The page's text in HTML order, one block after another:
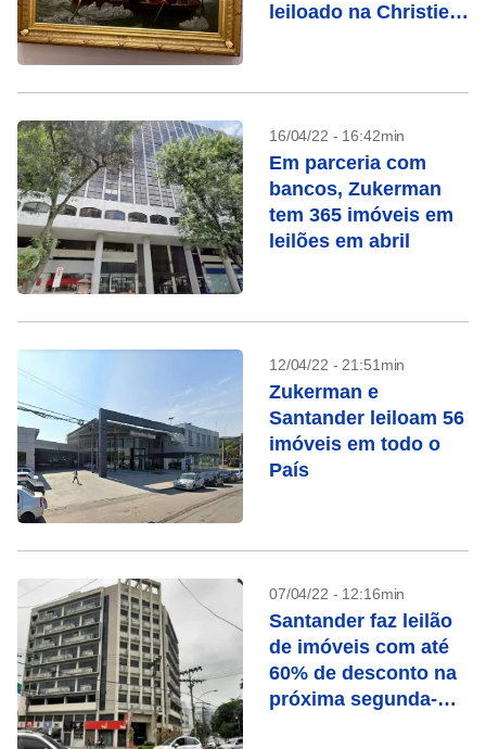
leiloado na Christie’s
16/04/22 - 16:42min
Em parceria com
bancos, Zukerman
tem 365 imóveis em
leilões em abril
12/04/22 - 21:51min
Zukerman e
Santander leiloam 56
imóveis em todo o
País
07/04/22 - 12:16min
Santander faz leilão
de imóveis com até
60% de desconto na
próxima segunda-